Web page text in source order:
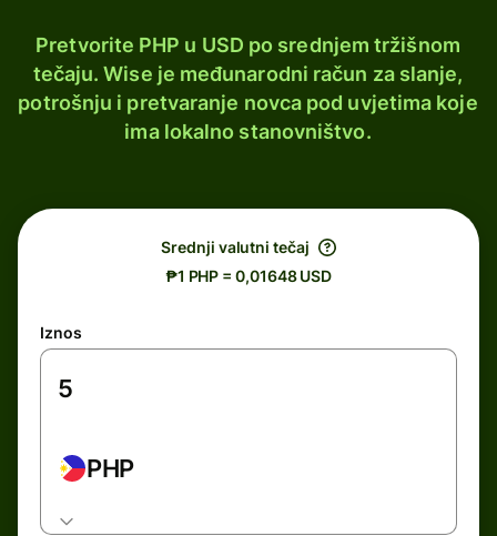
Pretvorite PHP u USD po srednjem tržišnom
tečaju. Wise je međunarodni račun za slanje,
potrošnju i pretvaranje novca pod uvjetima koje
ima lokalno stanovništvo.
Srednji valutni tečaj
₱1 PHP = 0,01648 USD
Iznos
PHP